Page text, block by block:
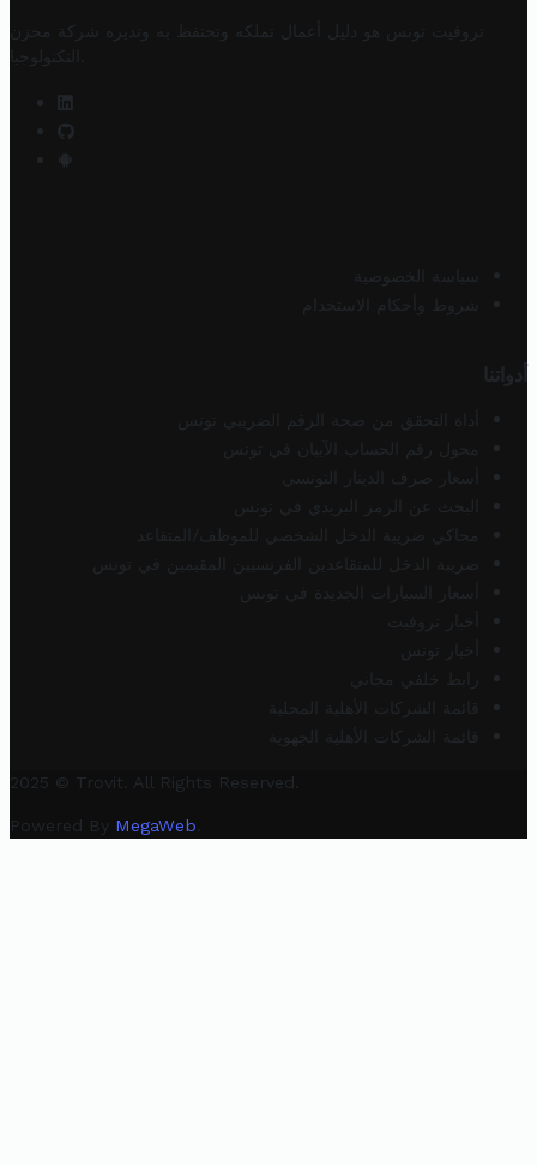
تروفيت تونس هو دليل أعمال تملكه وتحتفظ به وتديره
شركة مخزن
التكنولوجيا
سياسة الخصوصية
شروط وأحكام الاستخدام
أدواتنا
أداة التحقق من صحة الرقم الضريبي تونس
محول رقم الحساب الآيبان في تونس
أسعار صرف الدينار التونسي
البحث عن الرمز البريدي في تونس
محاكي ضريبة الدخل الشخصي للموظف/المتقاعد
ضريبة الدخل للمتقاعدين الفرنسيين المقيمين في تونس
أسعار السيارات الجديدة في تونس
أخبار تروفيت
أخبار تونس
رابط خلفي مجاني
قائمة الشركات الأهلية المحلية
قائمة الشركات الأهلية الجهوية
2025 © Trovit. All Rights Reserved.
Powered By MegaWeb